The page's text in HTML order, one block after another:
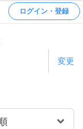
ログイン・登録
変更